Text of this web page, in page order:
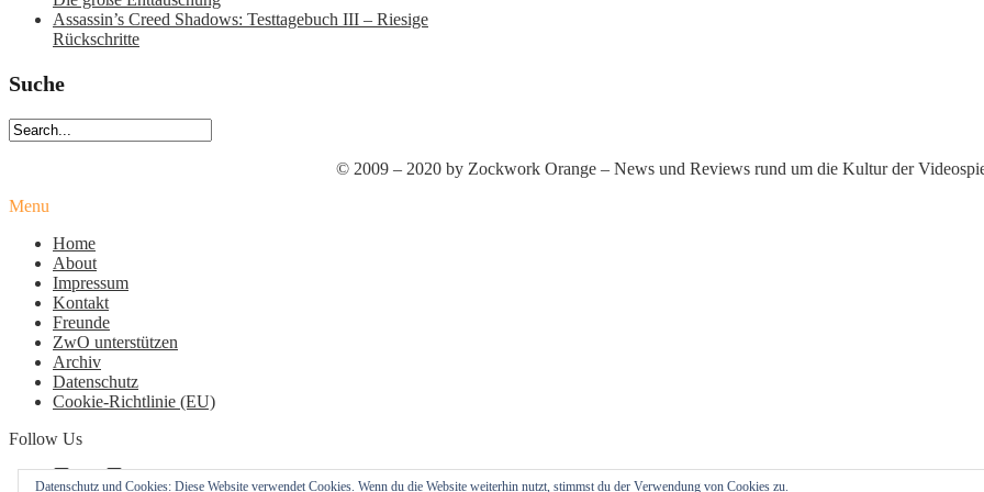
Assassin’s Creed Shadows: Testtagebuch III – Riesige
Rückschritte
Suche
© 2009 – 2020 by Zockwork Orange – News und Reviews rund um die Kultur der
Menu
Home
About
Impressum
Kontakt
Freunde
ZwO unterstützen
Archiv
Datenschutz
Cookie-Richtlinie (EU)
Follow Us
ProfilProfilProfil
Datenschutz und Cookies: Diese Website verwendet Cookies. Wenn du die Website weiterhin nutzt, stimmst du der Verwendung von Cookies zu.